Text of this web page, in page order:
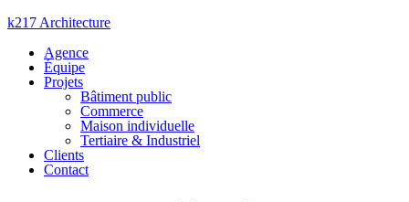
Aller
contenu
k217 Architecture
Agence
Équipe
Projets
Bâtiment public
Commerce
Maison individuelle
Tertiaire & Industriel
Clients
Contact